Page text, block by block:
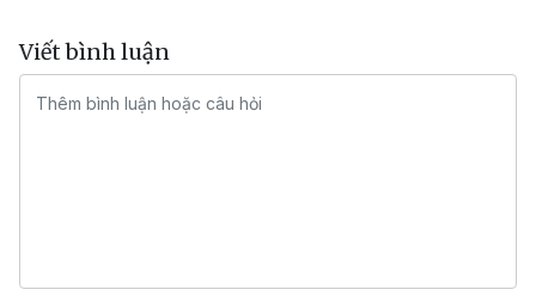
Viết bình luận